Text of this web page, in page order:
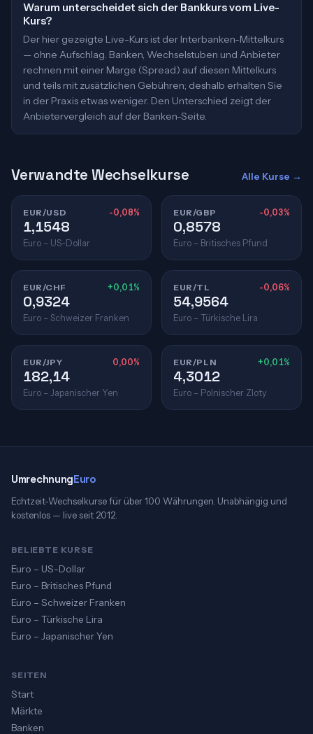
Warum unterscheidet sich der Bankkurs vom Live-
Kurs?
Der hier gezeigte Live-Kurs ist der Interbanken-Mittelkurs
— ohne Aufschlag. Banken, Wechselstuben und Anbieter
rechnen mit einer Marge (Spread) auf diesen Mittelkurs
und teils mit zusätzlichen Gebühren; deshalb erhalten Sie
in der Praxis etwas weniger. Den Unterschied zeigt der
Anbietervergleich auf der Banken-Seite.
Verwandte Wechselkurse Alle Kurse →
EUR/USD -0,08%
1,1548
Euro – US-Dollar
EUR/GBP -0,03%
0,8578
Euro – Britisches Pfund
EUR/CHF +0,01%
0,9324
Euro – Schweizer Franken
EUR/TL -0,06%
54,9564
Euro – Türkische Lira
EUR/JPY 0,00%
182,14
Euro – Japanischer Yen
EUR/PLN +0,01%
4,3012
Euro – Polnischer Zloty
UmrechnungEuro
Echtzeit-Wechselkurse für über 100 Währungen. Unabhängig und
kostenlos — live seit 2012.
BELIEBTE KURSE
Euro – US-Dollar
Euro – Britisches Pfund
Euro – Schweizer Franken
Euro – Türkische Lira
Euro – Japanischer Yen
SEITEN
Start
Märkte
Banken